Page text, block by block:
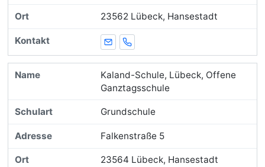
23562 Lübeck, Hansestadt
E-MailTelefon
Kaland-Schule, Lübeck, Offene
Ganztagsschule
Grundschule
Falkenstraße 5
23564 Lübeck, Hansestadt